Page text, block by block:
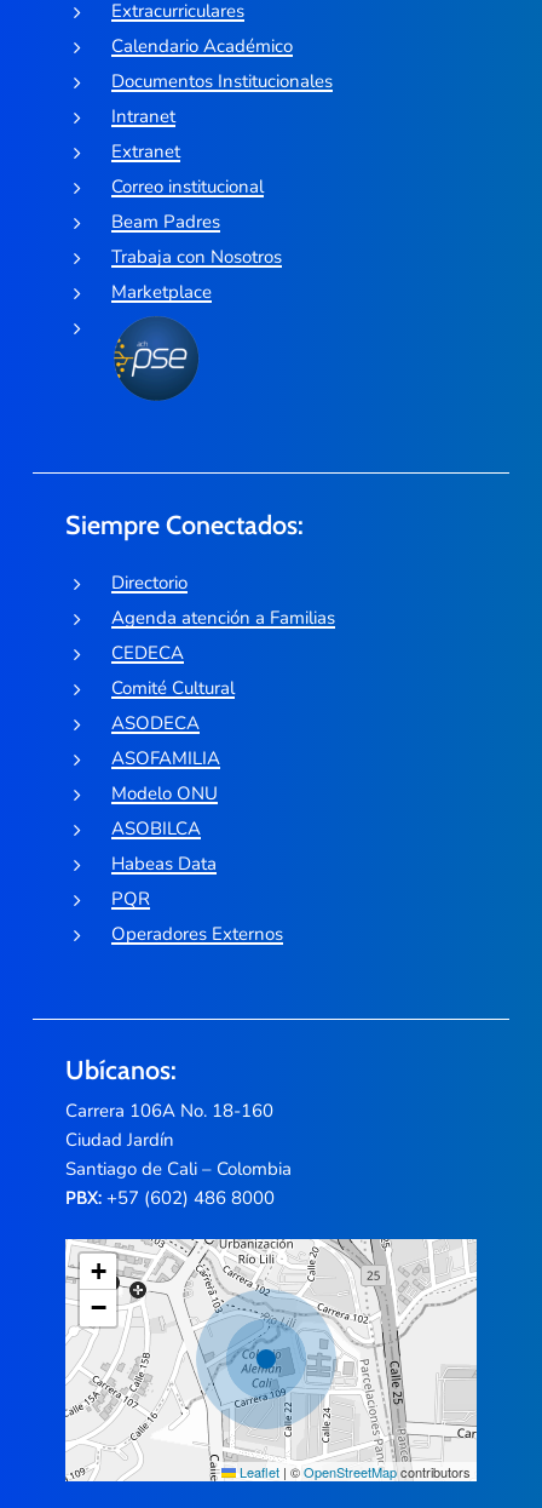
Extracurriculares
Calendario Académico
Documentos Institucionales
Intranet
Extranet
Correo institucional
Beam Padres
Trabaja con Nosotros
Marketplace
Siempre Conectados:
Directorio
Agenda atención a Familias
CEDECA
Comité Cultural
ASODECA
ASOFAMILIA
Modelo ONU
ASOBILCA
Habeas Data
PQR
Operadores Externos
Ubícanos:
Carrera 106A No. 18-160
Ciudad Jardín
Santiago de Cali – Colombia
PBX:+57 (602) 486 8000
+
−
Leaflet | ©OpenStreetMapcontributors